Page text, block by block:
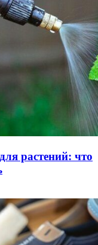
растений: что